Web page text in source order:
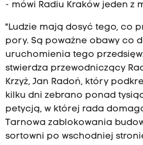
- mówi Radiu Kraków jeden z
"Ludzie mają dosyć tego, co
pory. Są poważne obawy co
uruchomienia tego
stwierdza przewodniczący
Krzyż, Jan Radoń, który
kilku dni zebrano ponad
petycją, w której rada
Tarnowa zablokowania
sortowni po wschodniej